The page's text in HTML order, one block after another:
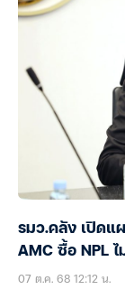
รมว.คลัง เปิดแ
AMC ซื้อ NPL
07 ต.ค. 68 12:12 น.